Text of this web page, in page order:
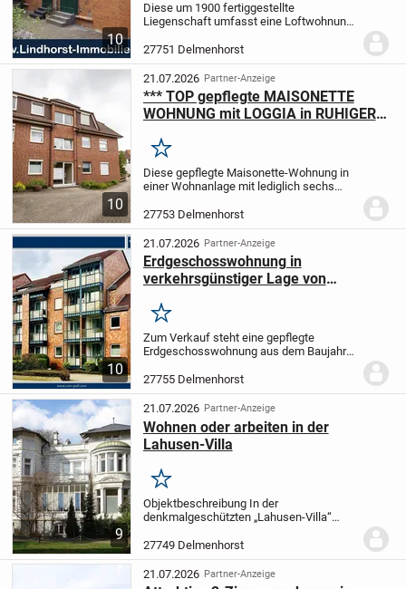
10
Diese um 1900 fertiggestellte
Liegenschaft umfasst eine Loftwohnung
durch ihren ganz besonderen Charme
sowie ein großzügiges Platzangebot.Im
Erdgeschoss...
27751 Delmenhorst
10
21.07.2026 Partner-Anzeige
*** TOP gepflegte MAISONETTE
WOHNUNG mit LOGGIA in RUHIGER
KELLERRAUM ***
Merken
Diese gepflegte Maisonette-Wohnung in
einer Wohnanlage mit lediglich sechs
Wohnen mit einer angenehmen
Nachbarschaft und einem durchdachten
Grundriss über zwei...
27753 Delmenhorst
10
21.07.2026 Partner-Anzeige
Erdgeschosswohnung in
verkehrsgünstiger Lage von
Merken
Zum Verkauf steht eine gepflegte
Erdgeschosswohnung aus dem Baujahr
auf zwei gut geschnittene Zimmer verteilt.
Die Wohnung befindet sich in einem
zeitgemäßen...
27755 Delmenhorst
9
21.07.2026 Partner-Anzeige
Wohnen oder arbeiten in der
Lahusen-Villa
Merken
Objektbeschreibung In der
denkmalgeschützten „Lahusen-Villa“
vielfältigen Nutzungsmöglichkeiten –
ideal als stilvolle Wohnung oder
repräsentatives Büro. Der...
27749 Delmenhorst
21.07.2026 Partner-Anzeige